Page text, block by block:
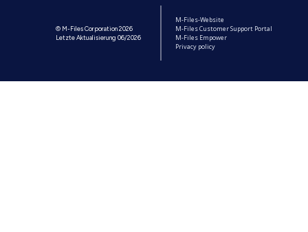
© M-Files Corporation 2026
Letzte Aktualisierung 06/2026
M-Files-Website
M-Files Customer Support Portal
M-Files Empower
Privacy policy